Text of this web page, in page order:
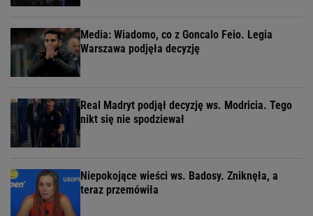
Media: Wiadomo, co z Goncalo Feio. Legia
Warszawa podjęła decyzję
Real Madryt podjął decyzję ws. Modricia. Tego
nikt się nie spodziewał
Niepokojące wieści ws. Badosy. Zniknęła, a
teraz przemówiła